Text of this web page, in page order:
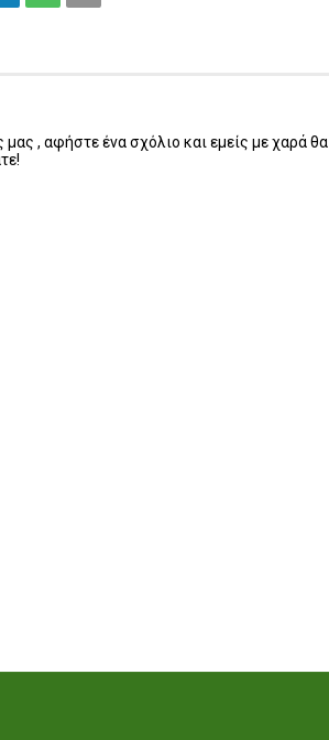
, αφήστε ένα σχόλιο και εμείς με χαρά θα